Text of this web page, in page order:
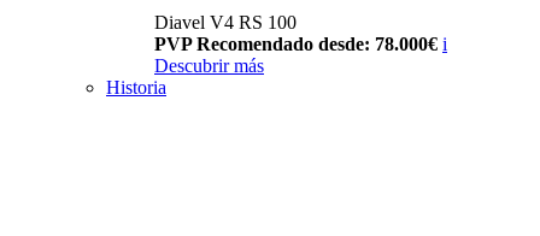
Diavel V4 RS 100
PVP Recomendado desde: 78.000€ i
Descubrir más
Historia